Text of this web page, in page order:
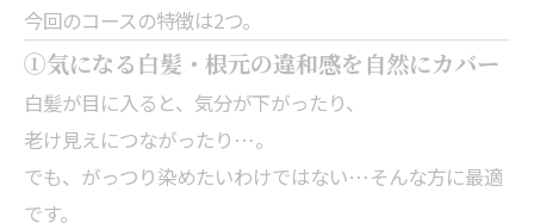
今回のコースの特徴は2つ。
①気になる白髪・根元の違和感を自然にカバー
白髪が目に入ると、気分が下がったり、
老け見えにつながったり…。
でも、がっつり染めたいわけではない…そんな方に最適
です。